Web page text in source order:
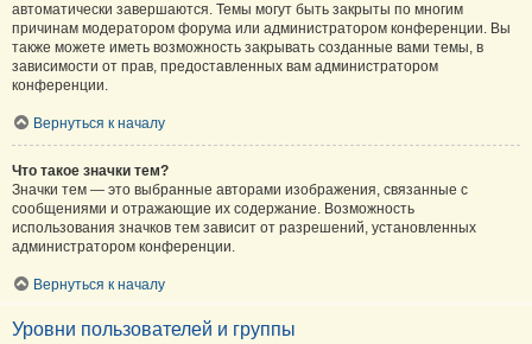
автоматически завершаются. Темы могут быть закрыты по многим
причинам модератором форума или администратором конференции. Вы
также можете иметь возможность закрывать созданные вами темы, в
зависимости от прав, предоставленных вам администратором
конференции.
Вернуться к началу
Что такое значки тем?
Значки тем — это выбранные авторами изображения, связанные с
сообщениями и отражающие их содержание. Возможность
использования значков тем зависит от разрешений, установленных
администратором конференции.
Вернуться к началу
Уровни пользователей и группы